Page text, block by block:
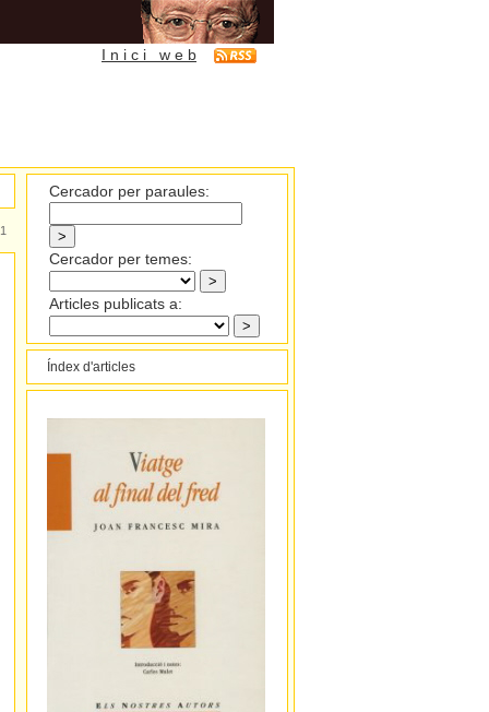
I n i c i w e b
1
Cercador per paraules:
Cercador per temes:
Articles publicats a:
Índex d'articles